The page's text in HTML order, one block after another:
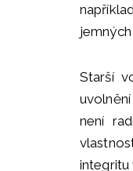
Starší
není
integritu